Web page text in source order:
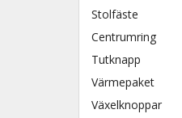
Stolfäste
Centrumring
Tutknapp
Värmepaket
Växelknoppar